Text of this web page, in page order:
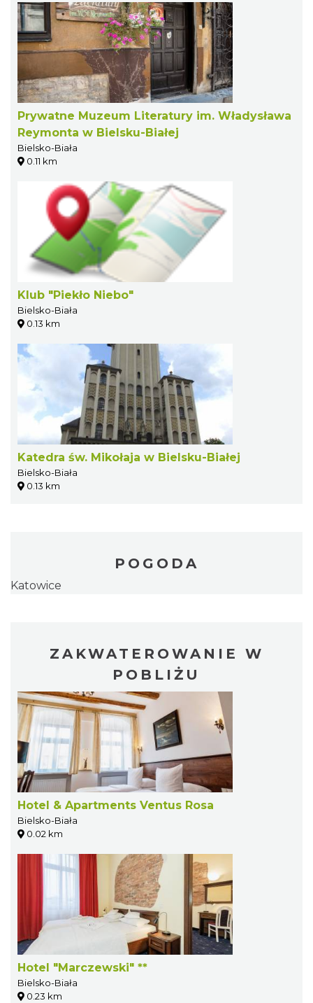
Prywatne Muzeum Literatury im. Władysława
Reymonta w Bielsku-Białej
Bielsko-Biała
0.11 km
Klub "Piekło Niebo"
Bielsko-Biała
0.13 km
Katedra św. Mikołaja w Bielsku-Białej
Bielsko-Biała
0.13 km
POGODA
Katowice
ZAKWATEROWANIE W
POBLIŻU
Hotel & Apartments Ventus Rosa
Bielsko-Biała
0.02 km
Hotel "Marczewski" **
Bielsko-Biała
0.23 km